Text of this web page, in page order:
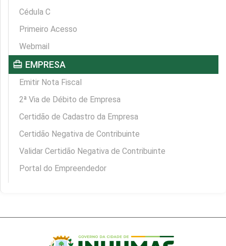
Cédula C
Primeiro Acesso
Webmail
card_travel EMPRESA
Emitir Nota Fiscal
2ª Via de Débito de Empresa
Certidão de Cadastro da Empresa
Certidão Negativa de Contribuinte
Validar Certidão Negativa de Contribuinte
Portal do Empreendedor